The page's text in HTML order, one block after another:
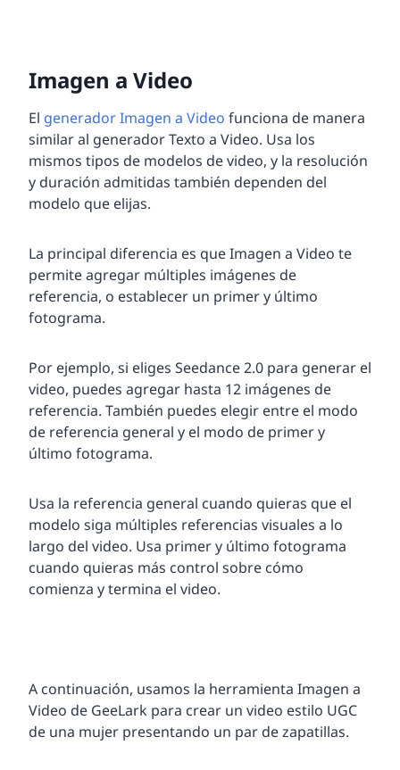
Imagen a Video
El generador Imagen a Video funciona de manera
similar al generador Texto a Video. Usa los
mismos tipos de modelos de video, y la resolución
y duración admitidas también dependen del
modelo que elijas.
La principal diferencia es que Imagen a Video te
permite agregar múltiples imágenes de
referencia, o establecer un primer y último
fotograma.
Por ejemplo, si eliges Seedance 2.0 para generar el
video, puedes agregar hasta 12 imágenes de
referencia. También puedes elegir entre el modo
de referencia general y el modo de primer y
último fotograma.
Usa la referencia general cuando quieras que el
modelo siga múltiples referencias visuales a lo
largo del video. Usa primer y último fotograma
cuando quieras más control sobre cómo
comienza y termina el video.
A continuación, usamos la herramienta Imagen a
Video de GeeLark para crear un video estilo UGC
de una mujer presentando un par de zapatillas.